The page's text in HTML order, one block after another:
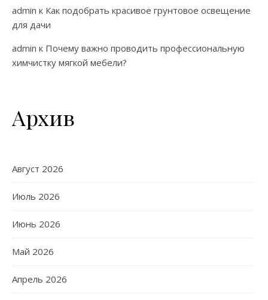
admin к Как подобрать красивое грунтовое освещение
для дачи
admin к Почему важно проводить профессиональную
химчистку мягкой мебели?
Архив
Август 2026
Июль 2026
Июнь 2026
Май 2026
Апрель 2026